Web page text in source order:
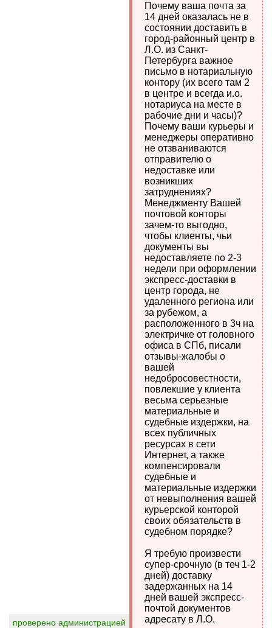
проверено администрацией
Почему ваша почта за
14 дней оказалась не в
состоянии доставить в
город-районный центр в
Л.О. из Санкт-
Петербурга важное
письмо в нотариальную
контору (их всего там 2
в центре и всегда и.о.
нотариуса на месте в
рабочие дни и часы)?
Почему ваши курьеры и
менеджеры оперативно
не отзваниваются
отправителю о
недоставке или
возникших
затруднениях?
Менеджменту Вашей
почтовой конторы
зачем-то выгодно,
чтобы клиенты, чьи
документы вы
недоставляете по 2-3
недели при оформлении
экспресс-доставки в
центр города, не
удаленного региона или
за рубежом, а
расположенного в 3ч на
электричке от головного
офиса в СПб, писали
отзывы-жалобы о
вашей
недобросовестности,
повлекшие у клиента
весьма серьезные
материальные и
судебные издержки, на
всех публичных
ресурсах в сети
Интернет, а также
компенсировали
судебные и
материальные издержки
от невыполнения вашей
курьерской конторой
своих обязательств в
судебном порядке?
Я требую произвести
супер-срочную (в теч 1-2
дней) доставку
задержанных на 14
дней вашей экспресс-
почтой документов
адресату в Л.О.